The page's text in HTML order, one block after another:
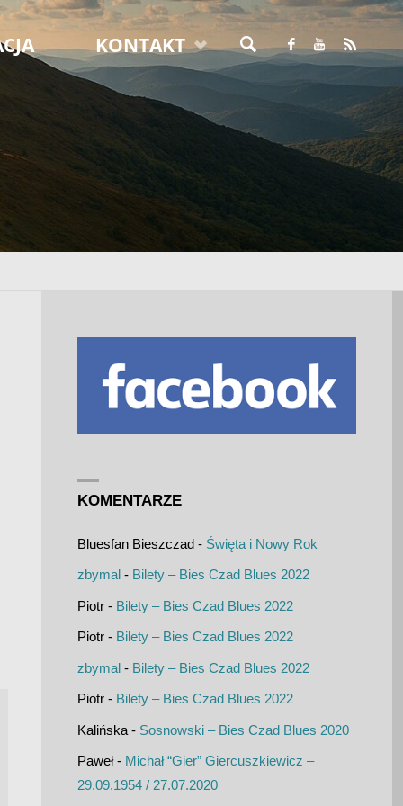
KONTAKT
SZUKAJ
KOMENTARZE
Bluesfan Bieszczad- Święta i Nowy Rok
zbymal- Bilety – Bies Czad Blues 2022
Piotr- Bilety – Bies Czad Blues 2022
Piotr- Bilety – Bies Czad Blues 2022
zbymal- Bilety – Bies Czad Blues 2022
Piotr- Bilety – Bies Czad Blues 2022
Kalińska- Sosnowski – Bies Czad Blues 2020
Paweł- Michał “Gier” Giercuszkiewicz –
29.09.1954 / 27.07.2020